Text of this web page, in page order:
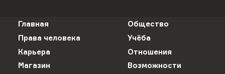
Главная
Общество
Права человека
Учёба
Карьера
Отношения
Магазин
Возможности